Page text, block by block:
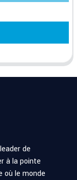
de
à la pointe
où le monde